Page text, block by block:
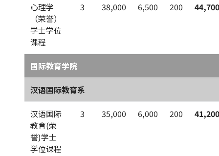
心理学
（荣誉）
学士学位
课程
3 38,000 6,500 200 44,700
国际教育学院
汉语国际教育系
汉语国际
教育(荣
誉)学士
学位课程
3 35,000 6,000 200 41,200